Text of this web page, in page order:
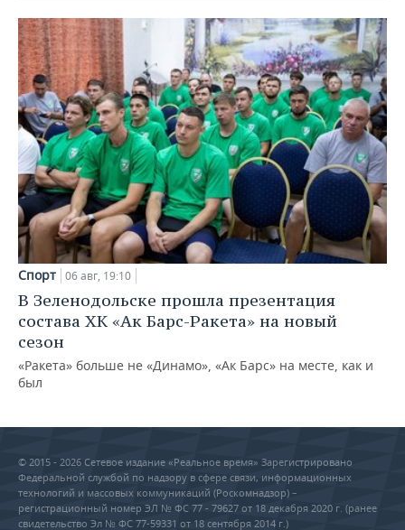
Спорт 06 авг, 19:10
В Зеленодольске прошла презентация
состава ХК «Ак Барс-Ракета» на новый
сезон
«Ракета» больше не «Динамо», «Ак Барс» на месте, как и
был
© 2015 - 2026 Сетевое издание «Реальное время» Зарегистрировано
Федеральной службой по надзору в сфере связи, информационных
технологий и массовых коммуникаций (Роскомнадзор) –
регистрационный номер ЭЛ № ФС 77 - 79627 от 18 декабря 2020 г. (ранее
свидетельство Эл № ФС 77-59331 от 18 сентября 2014 г.)